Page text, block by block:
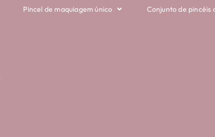
Pincel de maquiagem único Conjunto de pincéis